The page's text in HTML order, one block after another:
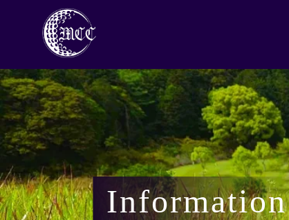
Information